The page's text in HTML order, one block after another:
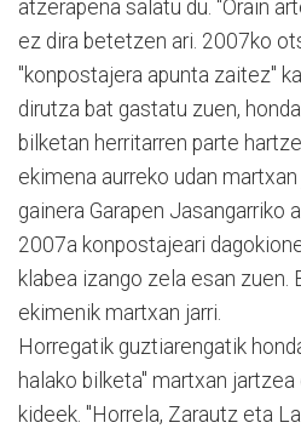
atzerapena salatu du. "Orain
ez dira betetzen ari. 2007ko
"konpostajera apunta zaitez"
dirutza bat gastatu zuen,
bilketan herritarren parte
ekimena aurreko udan
gainera Garapen Jasangarriko
2007a konpostajeari
klabea izango zela esan zuen.
ekimenik martxan jarri.
Horregatik guztiarengatik
halako bilketa" martxan
kideek. "Horrela, Zarautz eta